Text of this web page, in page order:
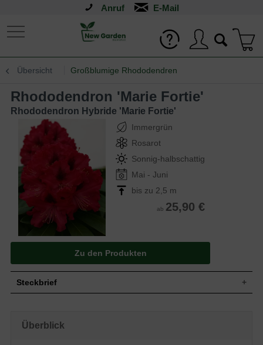
Anruf
Übersicht Großblumige Rhododendren
Rhododendron 'Marie Fortie'
Rhododendron Hybride 'Marie Fortie'
Immergrün
Rosarot
Sonnig-halbschattig
Mai - Juni
bis zu 2,5 m
ab 25,90 €
Zu den Produkten
Steckbrief
Überblick